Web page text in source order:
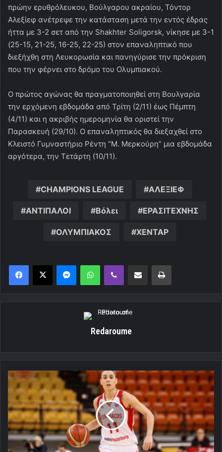
πρώην ερυθρόλευκου, Βούλγαρου ακραίου, Τόντορ
Αλεξίεφ ανέτρεψε την κατάσταση μετά την εντός έδρας
ήττα με 3-2 σετ από την Shakhter Soligorsk, νίκησε με 3-1
(25-15, 21-25, 16-25, 22-25) στον επαναληπτικό που
διεξήχθη στη Λευκορωσία και πανηγύρισε την πρόκριση
που την φέρνει στο δρόμο του Ολυμπιακού.
Ο πρώτος αγώνας θα πραγματοποιηθεί στη Βουλγαρία
την ερχόμενη εβδομάδα από Τρίτη (2/11) έως Πέμπτη
(4/11) και η ακριβής ημερομηνία θα οριστεί την
Παρασκευή (29/10). Ο επαναληπτικός θα διεξαχθεί στο
Κλειστό Γυμναστήριο Ρέντη “Μ. Μερκούρη” μια εβδομάδα
αργότερα, την Τετάρτη (10/11).
CHAMPIONS LEAGUE ΑΛΕΞΙΕΦ
ΑΝΤΙΠΑΛΟΙ Βόλει ΕΡΑΣΙΤΕΧΝΗΣ
ΟΛΥΜΠΙΑΚΟΣ ΧΕΝΤΑΡ
MessengerWhatsAppViber Κοινοποίηση μέσω ηλεκτρονικού ταχυδρομείουΕκτύπωση
Redaroume
«Από
τέτοια
παιχνίδια
μόνο
να
μάθεις
έχεις»